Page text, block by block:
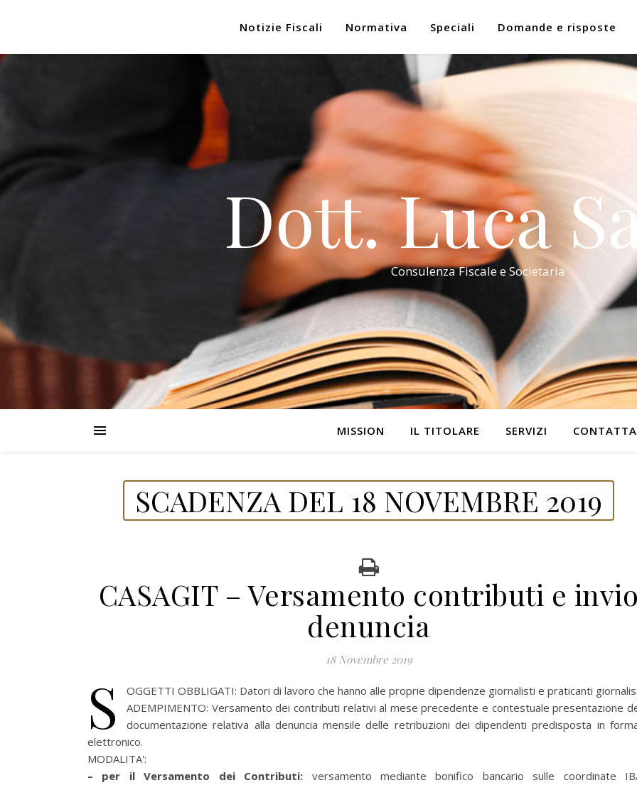
Notizie Fiscali Normativa Speciali Domande e risposte
Dott. Luca
Consulenza Fiscale e Societaria
MISSION IL TITOLARE SERVIZI
SCADENZA DEL 18 NOVEMBRE 2019
CASAGIT – Versamento contributi e
denuncia
18 Novembre 2019
S
OGGETTI OBBLIGATI: Datori di lavoro che hanno alle proprie dipendenze giornalisti e praticanti
ADEMPIMENTO: Versamento dei contributi relativi al mese precedente e contestuale presentazione
documentazione relativa alla denuncia mensile delle retribuzioni dei dipendenti predisposta in
elettronico.
MODALITA':
– per il Versamento dei Contributi: versamento mediante bonifico bancario sulle coordinate